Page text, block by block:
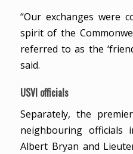
“Our exchanges were
spirit of the
referred to as the
said.
USVI officials
Separately, the
neighbouring officials
Albert Bryan and